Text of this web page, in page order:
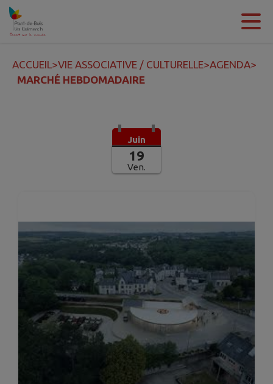
Contenu
ACCUEIL>VIE ASSOCIATIVE / CULTURELLE>AGENDA>
MARCHÉ HEBDOMADAIRE
Juin
19
Ven.